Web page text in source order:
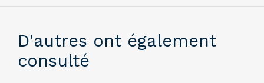
D'autres ont également
consulté